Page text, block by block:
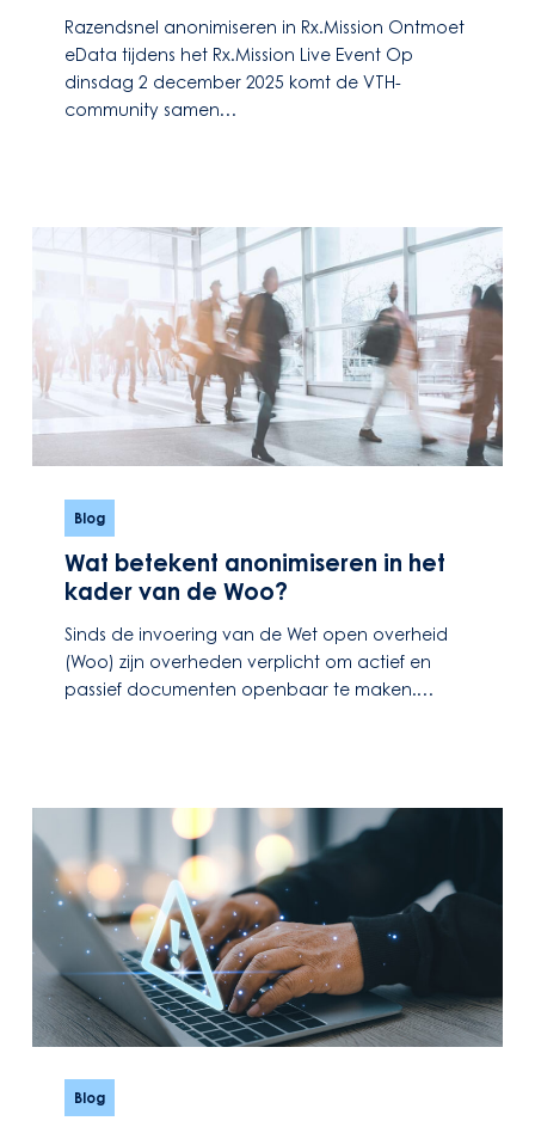
Event
Razendsnel anonimiseren in Rx.Mission Ontmoet
eData tijdens het Rx.Mission Live Event Op
dinsdag 2 december 2025 komt de VTH-
community samen…
betekent
anonimiseren
Woo?
Blog
Wat betekent anonimiseren in het
kader van de Woo?
Sinds de invoering van de Wet open overheid
(Woo) zijn overheden verplicht om actief en
passief documenten openbaar te maken.…
Blog